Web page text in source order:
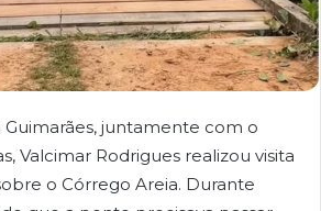
juntamente com o
Valcimar Rodrigues realizou visita
o Córrego Areia. Durante